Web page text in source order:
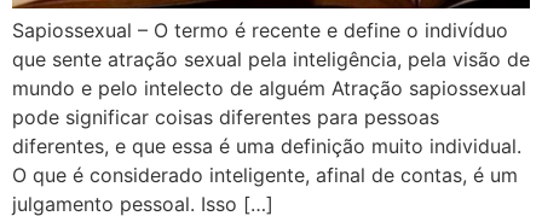
Sapiossexual – O termo é recente e define o indivíduo
que sente atração sexual pela inteligência, pela visão de
mundo e pelo intelecto de alguém Atração sapiossexual
pode significar coisas diferentes para pessoas
diferentes, e que essa é uma definição muito individual.
O que é considerado inteligente, afinal de contas, é um
julgamento pessoal. Isso […]